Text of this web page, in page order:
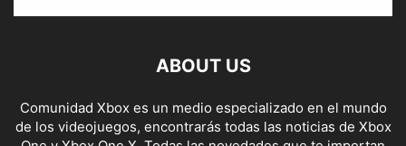
ABOUT US
Comunidad Xbox es un medio especializado en el mundo
de los videojuegos, encontrarás todas las noticias de Xbox